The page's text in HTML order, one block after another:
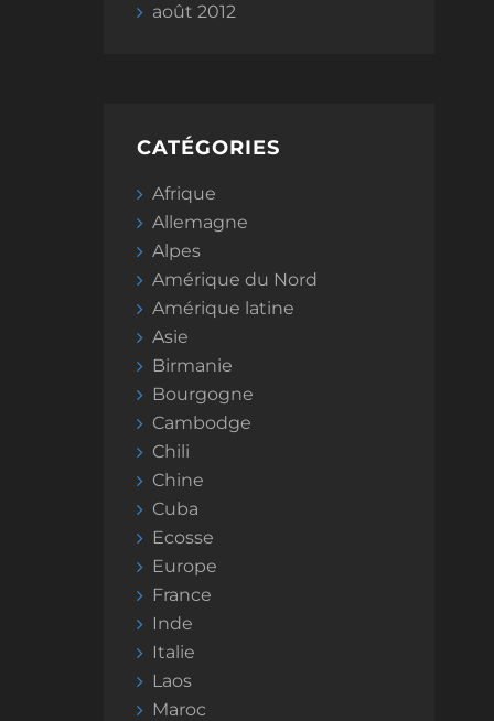
août 2012
CATÉGORIES
Afrique
Allemagne
Alpes
Amérique du Nord
Amérique latine
Asie
Birmanie
Bourgogne
Cambodge
Chili
Chine
Cuba
Ecosse
Europe
France
Inde
Italie
Laos
Maroc